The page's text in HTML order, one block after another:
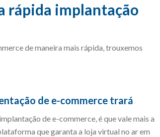
rápida implantação
de maneira mais rápida, trouxemos
de e-commerce trará
de e-commerce, é que vale mais a
que garanta a loja virtual no ar em